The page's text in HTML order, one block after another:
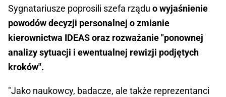
Sygnatariusze poprosili szefa rządu o wyjaśnienie
powodów decyzji personalnej o zmianie
kierownictwa IDEAS oraz rozważanie "ponownej
analizy sytuacji i ewentualnej rewizji podjętych
kroków".
"Jako naukowcy, badacze, ale także reprezentanci